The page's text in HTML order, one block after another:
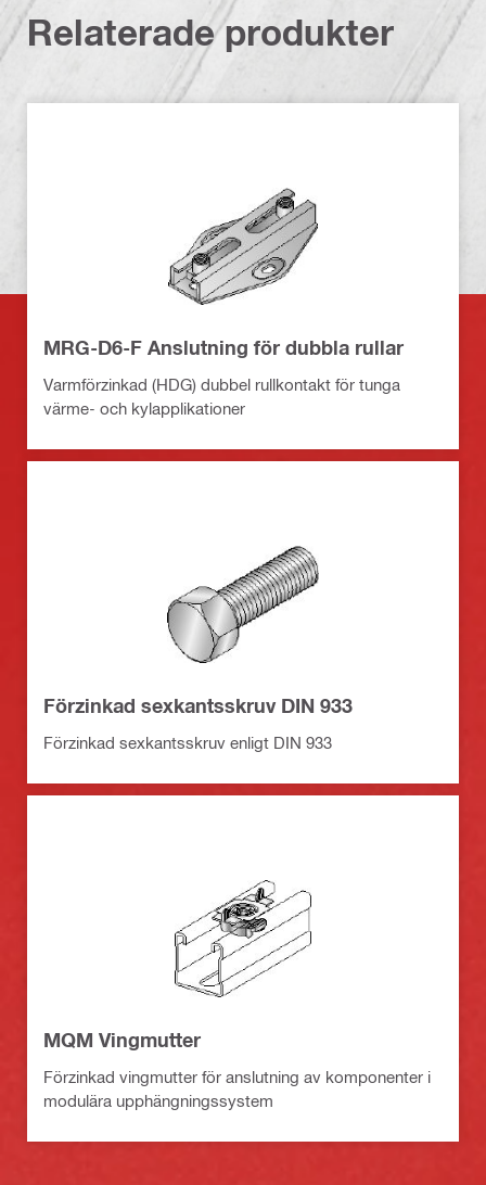
Relaterade produkter
MRG-D6-F Anslutning för dubbla rullar
Varmförzinkad (HDG) dubbel rullkontakt för tunga
värme- och kylapplikationer
Förzinkad sexkantsskruv DIN 933
Förzinkad sexkantsskruv enligt DIN 933
MQM Vingmutter
Förzinkad vingmutter för anslutning av komponenter i
modulära upphängningssystem